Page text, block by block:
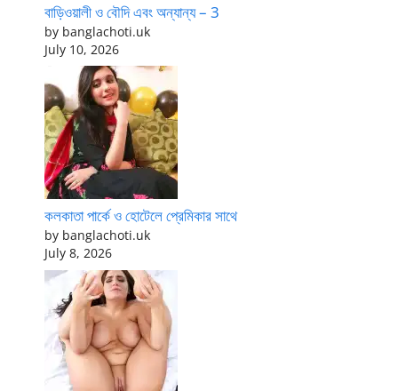
বাড়িওয়ালী ও বৌদি এবং অন্যান্য – 3
by banglachoti.uk
July 10, 2026
কলকাতা পার্কে ও হোটেলে প্রেমিকার সাথে
by banglachoti.uk
July 8, 2026